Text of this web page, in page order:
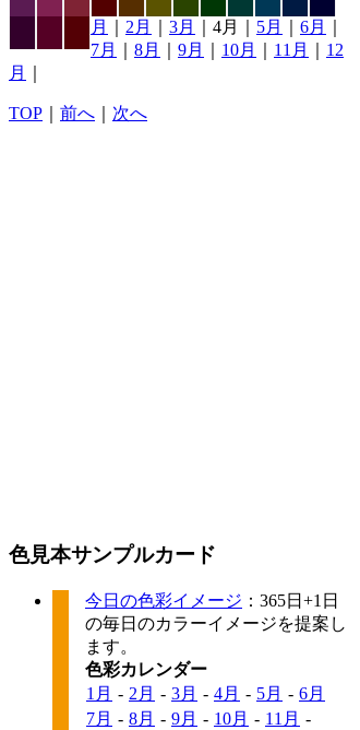
月 2月 3月 ｜4月｜ 5月 6月
7月
8月 9月 10月 11月
12
月
TOP 前へ 次へ
色見本サンプルカード
今日の色彩イメージ ：365日+1日
の毎日のカラーイメージを提案し
ます。
色彩カレンダー
1月 - 2月 - 3月 - 4月 - 5月 - 6月
7月 - 8月 - 9月 - 10月 - 11月 -